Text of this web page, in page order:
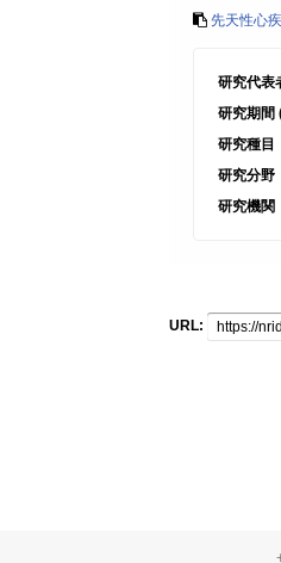
先天性心
研究代表
研究期間
研究種目
研究分野
研究機関
URL: